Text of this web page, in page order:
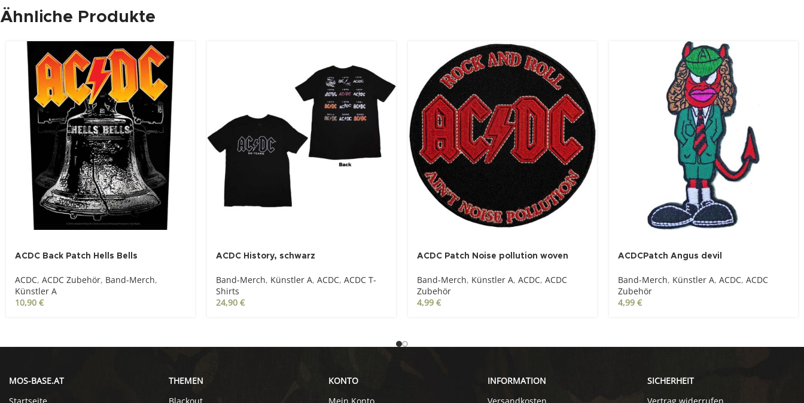
Ähnliche Produkte
ACDC Back Patch Hells Bells
ACDC, ACDC Zubehör, Band-Merch,
Künstler A
10,90 €
ACDC History, schwarz
Band-Merch, Künstler A, ACDC, ACDC T-
Shirts
24,90 €
ACDC Patch Noise pollution woven
Band-Merch, Künstler A, ACDC, ACDC
Zubehör
4,99 €
ACDCPatch Angus devil
Band-Merch, Künstler A, ACDC, ACDC
Zubehör
4,99 €
MOS-BASE.AT
Startseite
THEMEN
Blackout
KONTO
Mein Konto
INFORMATION
Versandkosten
SICHERHEIT
Vertrag widerrufen